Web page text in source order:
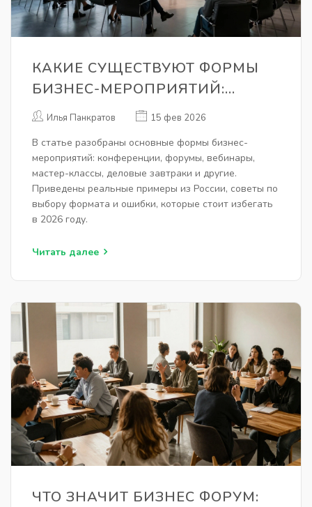
КАКИЕ СУЩЕСТВУЮТ ФОРМЫ
БИЗНЕС-МЕРОПРИЯТИЙ:
ПОЛНЫЙ ОБЗОР ВИДОВ И ИХ
Илья Панкратов 15 фев 2026
В статье разобраны основные формы бизнес-
мероприятий: конференции, форумы, вебинары,
мастер-классы, деловые завтраки и другие.
Приведены реальные примеры из России, советы по
выбору формата и ошибки, которые стоит избегать
в 2026 году.
Читать далее
ЧТО ЗНАЧИТ БИЗНЕС ФОРУМ: